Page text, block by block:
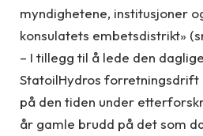
myndighetene, institusjoner
konsulatets embetsdistrikt»
– I tillegg til å lede den
StatoilHydros forretningsdrift
på den tiden under
år gamle brudd på det som